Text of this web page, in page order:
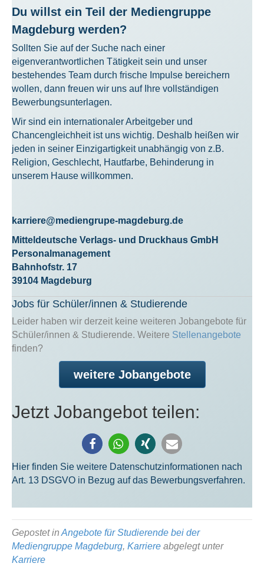
Du willst ein Teil der Mediengruppe
Magdeburg werden?
Sollten Sie auf der Suche nach einer
eigenverantwortlichen Tätigkeit sein und unser
bestehendes Team durch frische Impulse bereichern
wollen, dann freuen wir uns auf Ihre vollständigen
Bewerbungsunterlagen.
Wir sind ein internationaler Arbeitgeber und
Chancengleichheit ist uns wichtig. Deshalb heißen wir
jeden in seiner Einzigartigkeit unabhängig von z.B.
Religion, Geschlecht, Hautfarbe, Behinderung in
unserem Hause willkommen.
karriere@mediengrupe-magdeburg.de
Mitteldeutsche Verlags- und Druckhaus GmbH
Personalmanagement
Bahnhofstr. 17
39104 Magdeburg
Jobs für Schüler/innen & Stu­die­ren­de
Leider haben wir derzeit keine weiteren Jobangebote für
Schüler/innen & Stu­die­ren­de. Weitere Stellenangebote
finden?
weitere Jobangebote
Jetzt Jobangebot teilen:
Hier finden Sie weitere Datenschutzinformationen nach
Art. 13 DSGVO in Bezug auf das Bewerbungsverfahren.
Gepostet in Angebote für Studierende bei der
Mediengruppe Magdeburg, Karriere abgelegt unter
Karriere